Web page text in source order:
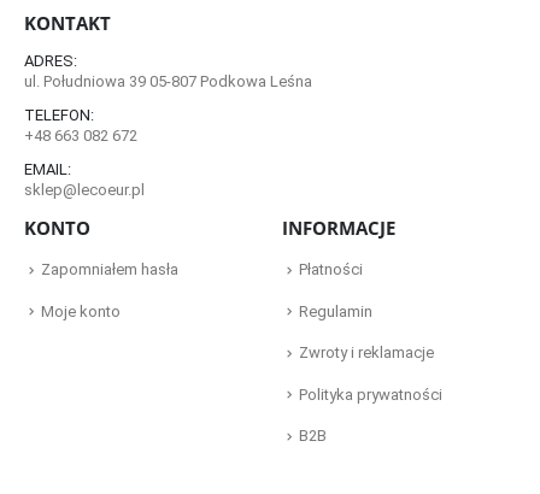
KONTAKT
ADRES:
ul. Południowa 39 05-807 Podkowa Leśna
TELEFON:
+48 663 082 672
EMAIL:
sklep@lecoeur.pl
KONTO
Zapomniałem hasła
Moje konto
INFORMACJE
Płatności
Regulamin
Zwroty i reklamacje
Polityka prywatności
B2B